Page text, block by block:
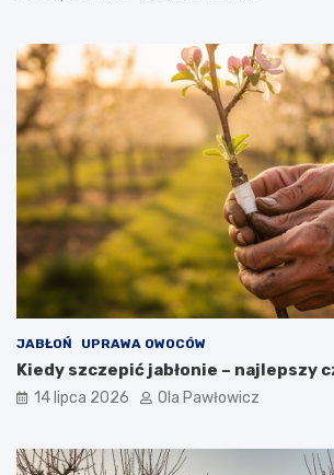
JABŁOŃ UPRAWA OWOCÓW
Kiedy szczepić jabłonie – najlepszy
14 lipca 2026 Ola Pawłowicz